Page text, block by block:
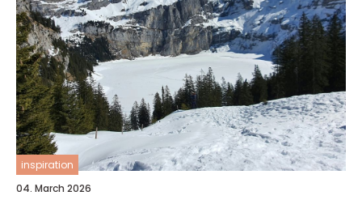
inspiration
04. March 2026